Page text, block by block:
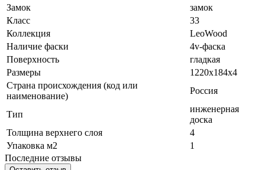
Замок
замок
Класс
33
Коллекция
LeoWood
Наличие фаски
4v-фаска
Поверхность
гладкая
Размеры
1220x184x4
Страна происхождения (код или
наименование)
Россия
Тип
инженерная
доска
Толщина верхнего слоя
4
Упаковка м2
1
Последние отзывы